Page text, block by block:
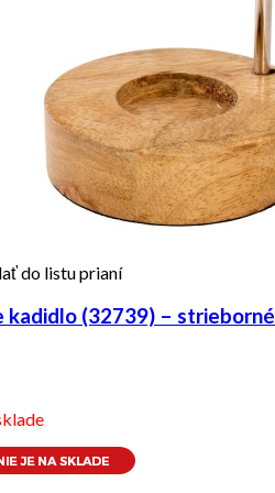
do listu prianí
kadidlo (32739) – strieborné